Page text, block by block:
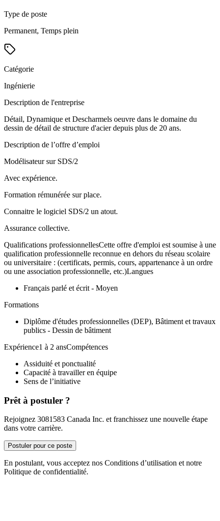
Type de poste
Permanent, Temps plein
Catégorie
Ingénierie
Description de l'entreprise
Détail, Dynamique et Descharmels oeuvre dans le domaine du
dessin de détail de structure d'acier depuis plus de 20 ans.
Description de l’offre d’emploi
Modélisateur sur SDS/2
Avec expérience.
Formation rémunérée sur place.
Connaitre le logiciel SDS/2 un atout.
Assurance collective.
Qualifications professionnellesCette offre d'emploi est soumise à une
qualification professionnelle reconnue en dehors du réseau scolaire
ou universitaire : (certificats, permis, cours, appartenance à un ordre
ou une association professionnelle, etc.)Langues
Français parlé et écrit - Moyen
Formations
Diplôme d'études professionnelles (DEP), Bâtiment et travaux
publics - Dessin de bâtiment
Expérience1 à 2 ansCompétences
Assiduité et ponctualité
Capacité à travailler en équipe
Sens de l’initiative
Prêt à postuler ?
Rejoignez 3081583 Canada Inc. et franchissez une nouvelle étape
dans votre carrière.
Postuler pour ce poste
En postulant, vous acceptez nos Conditions d’utilisation et notre
Politique de confidentialité.